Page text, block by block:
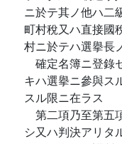
ニ於テ其ノ他ハ二
町村稅又ハ直接國
村ニ於テハ選擧長
確定名簿ニ登錄
キハ選擧ニ參與ス
スル限ニ在ラス
第二項乃至第五
シ又ハ判決アリタ